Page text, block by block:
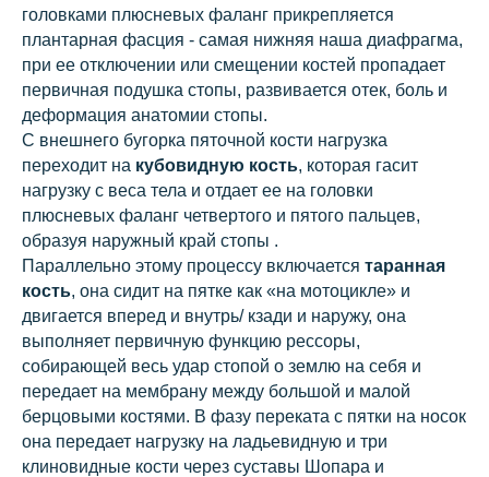
головками плюсневых фаланг прикрепляется
плантарная фасция - самая нижняя наша диафрагма,
при ее отключении или смещении костей пропадает
первичная подушка стопы, развивается отек, боль и
деформация анатомии стопы.
С внешнего бугорка пяточной кости нагрузка
переходит на кубовидную кость, которая гасит
нагрузку с веса тела и отдает ее на головки
плюсневых фаланг четвертого и пятого пальцев,
образуя наружный край стопы .
Параллельно этому процессу включается таранная
кость, она сидит на пятке как «на мотоцикле» и
двигается вперед и внутрь/ кзади и наружу, она
выполняет первичную функцию рессоры,
собирающей весь удар стопой о землю на себя и
передает на мембрану между большой и малой
берцовыми костями. В фазу переката с пятки на носок
она передает нагрузку на ладьевидную и три
клиновидные кости через суставы Шопара и